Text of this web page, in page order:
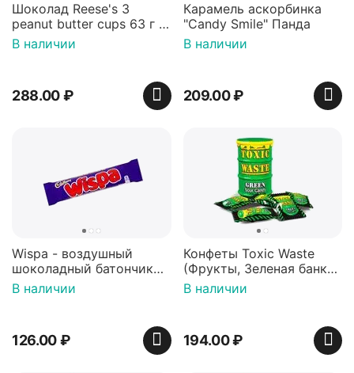
Шоколад Reese's 3
peanut butter cups 63 г с
арахисовой пастой
В наличии
288.00₽
Карамель аскорбинка
"Candy Smile" Панда
В наличии
209.00₽
Wispa - воздушный
шоколадный батончик
36 гр
В наличии
126.00₽
Конфеты Toxic Waste
(Фрукты, Зеленая банка,
42 гр).
В наличии
194.00₽